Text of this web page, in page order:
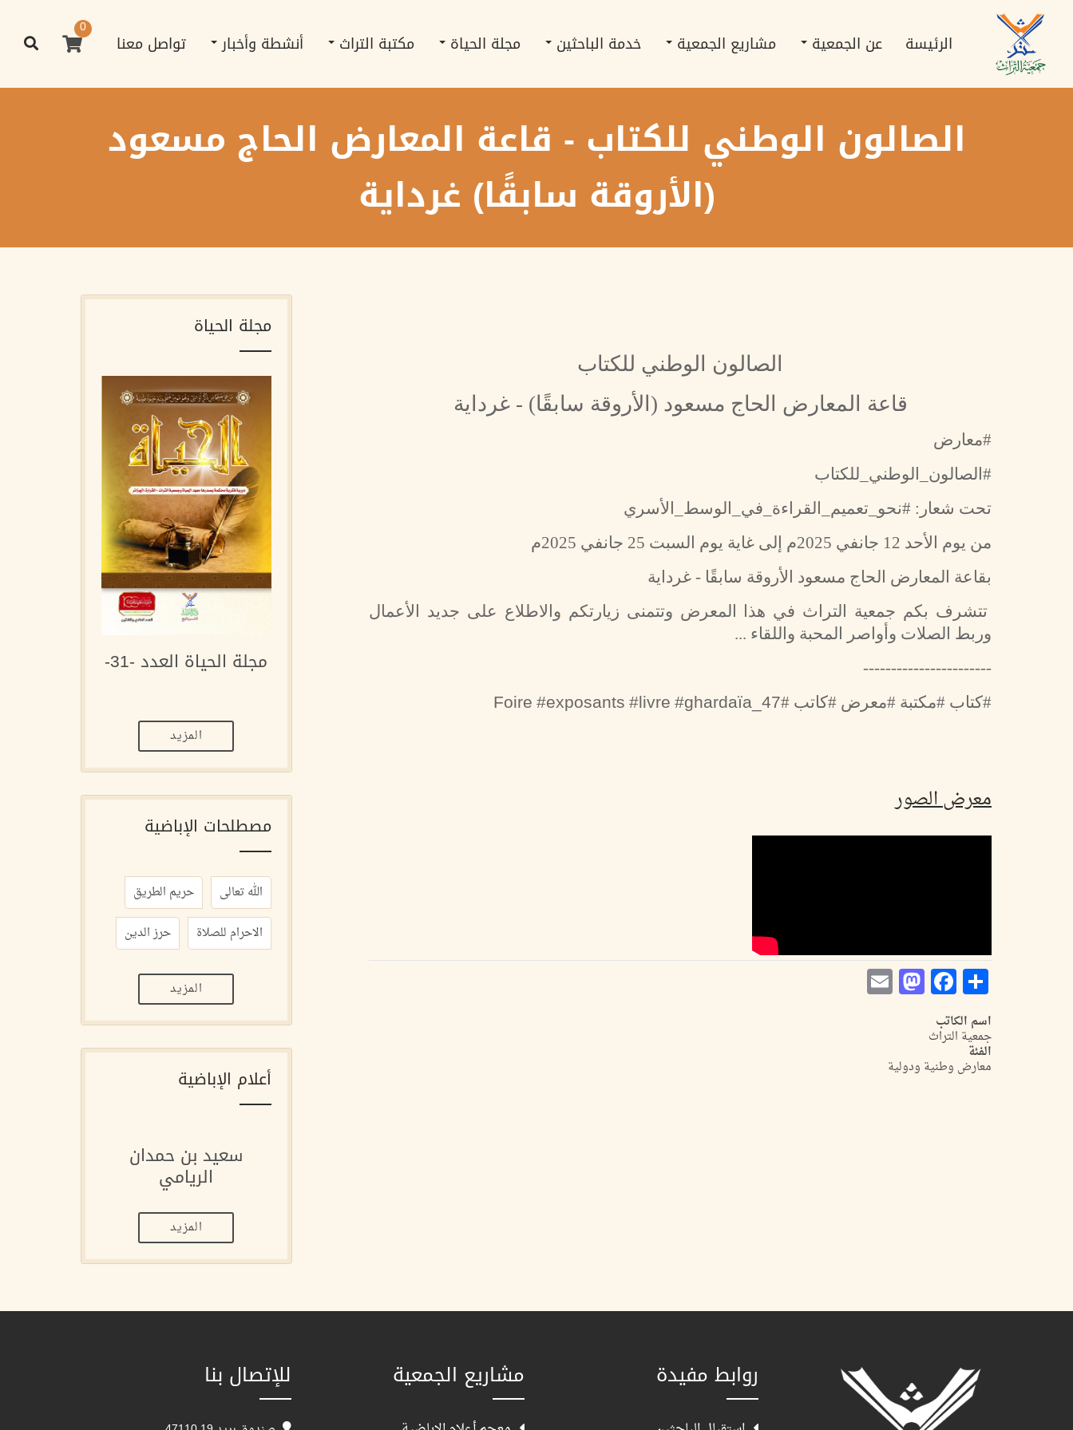
الرئيسي navigation
الرئيسة عن الجمعية مشاريع الجمعية خدمة الباحثين مجلة الحياة مكتبة التراث أنشطة وأخبار تواصل معنا
0
الصالون الوطني للكتاب - قاعة المعارض الحاج مسعود
(الأروقة سابقًا) غرداية
الصالون الوطني للكتاب
قاعة المعارض الحاج مسعود (الأروقة سابقًا) - غرداية
#معارض
#الصالون_الوطني_للكتاب
تحت شعار: #نحو_تعميم_القراءة_في_الوسط_الأسري
من يوم الأحد 12 جانفي 2025م إلى غاية يوم السبت 25 جانفي 2025م
بقاعة المعارض الحاج مسعود الأروقة سابقًا - غرداية
تتشرف بكم جمعية التراث في هذا المعرض وتتمنى زيارتكم والاطلاع على جديد الأعمال
وربط الصلات وأواصر المحبة واللقاء ...
-----------------------
#كتاب #مكتبة #معرض #كاتب #Foire #exposants #livre #ghardaïa_47
معرض الصور
Share
Facebook
Mastodon
اسم الكاتب
جمعية التراث
الفئة
معارض وطنية ودولية
مجلة الحياة
مجلة الحياة العدد -31-
المزيد
مصطلحات الإباضية
الله تعالى
حريم الطريق
الاحرام للصلاة
حرز الدين
المزيد
أعلام الإباضية
سعيد بن حمدان
الريامي
المزيد
روابط مفيدة مشاريع الجمعية للإتصال بنا